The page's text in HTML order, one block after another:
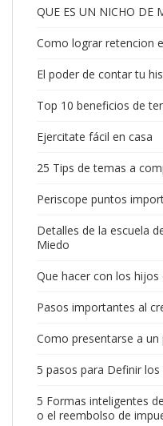
QUE ES UN NICHO DE
Como lograr retencion
El poder de contar tu
Top 10 beneficios de
Ejercitate fácil en casa
25 Tips de temas a
Periscope puntos
Detalles de la escuela
Miedo
Que hacer con los hijos
Pasos importantes al
Como presentarse a
5 pasos para Definir los
5 Formas inteligentes
o el reembolso de